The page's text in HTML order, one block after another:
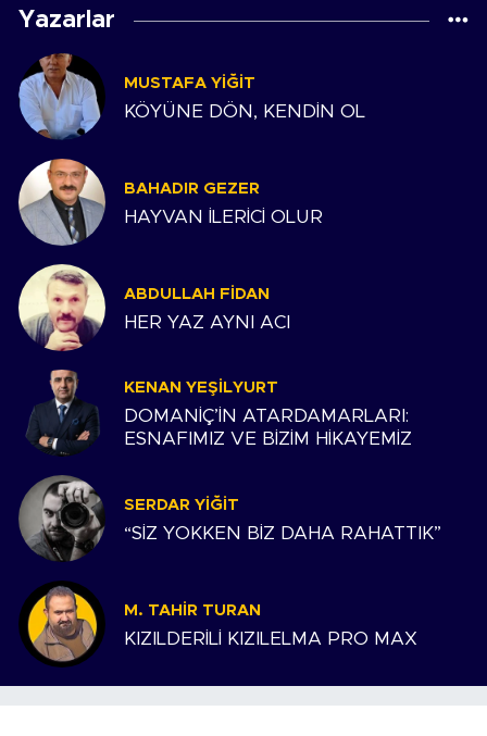
Yazarlar
MUSTAFA YIĞIT
KÖYÜNE DÖN, KENDİN OL
BAHADIR GEZER
HAYVAN İLERİCİ OLUR
ABDULLAH FIDAN
HER YAZ AYNI ACI
KENAN YEŞILYURT
DOMANİÇ’İN ATARDAMARLARI:
ESNAFIMIZ VE BİZİM HİKAYEMİZ
SERDAR YIĞIT
“SİZ YOKKEN BİZ DAHA RAHATTIK”
M. TAHIR TURAN
KIZILDERİLİ KIZILELMA PRO MAX